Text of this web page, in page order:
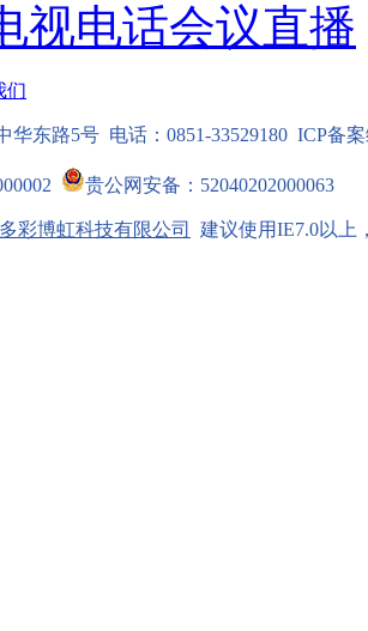
视电话会议直播
们
华东路5号 电话：0851-33529180 ICP备
贵公网安备：52040202000063
彩博虹科技有限公司 建议使用IE7.0以上